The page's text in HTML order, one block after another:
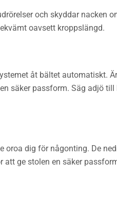
och skyddar nacken
oavsett kroppslängd.
åt bältet automatiskt.
säker passform. Säg adjö
oroa dig för någonting. De
ge stolen en säker